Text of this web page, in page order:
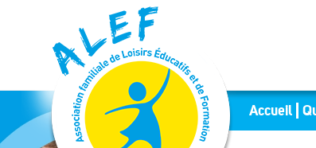
Panneau de gestion des cookies
Accueil